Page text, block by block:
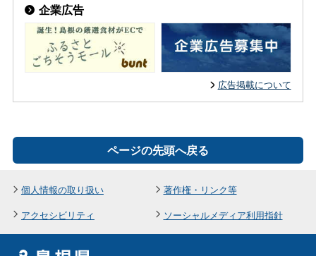
企業広告
広告掲載について
ページの先頭へ戻る
個人情報の取り扱い
著作権・リンク等
アクセシビリティ
ソーシャルメディア利用指針